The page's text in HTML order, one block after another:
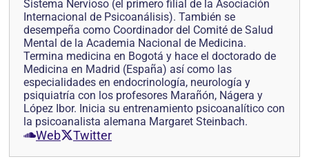
Sistema Nervioso (el primero filial de la Asociación
Internacional de Psicoanálisis). También se
desempeña como Coordinador del Comité de Salud
Mental de la Academia Nacional de Medicina.
Termina medicina en Bogotá y hace el doctorado de
Medicina en Madrid (España) así como las
especialidades en endocrinología, neurología y
psiquiatría con los profesores Marañón, Nágera y
López Ibor. Inicia su entrenamiento psicoanalítico con
la psicoanalista alemana Margaret Steinbach.
Web Twitter